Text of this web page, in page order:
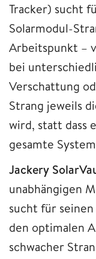
Tracker) sucht
Solarmodul-
Arbeitspunkt –
bei
Verschattung
Strang jeweils
wird, statt dass
gesamte
Jackery
unabhängigen
sucht für
den optimalen
schwacher